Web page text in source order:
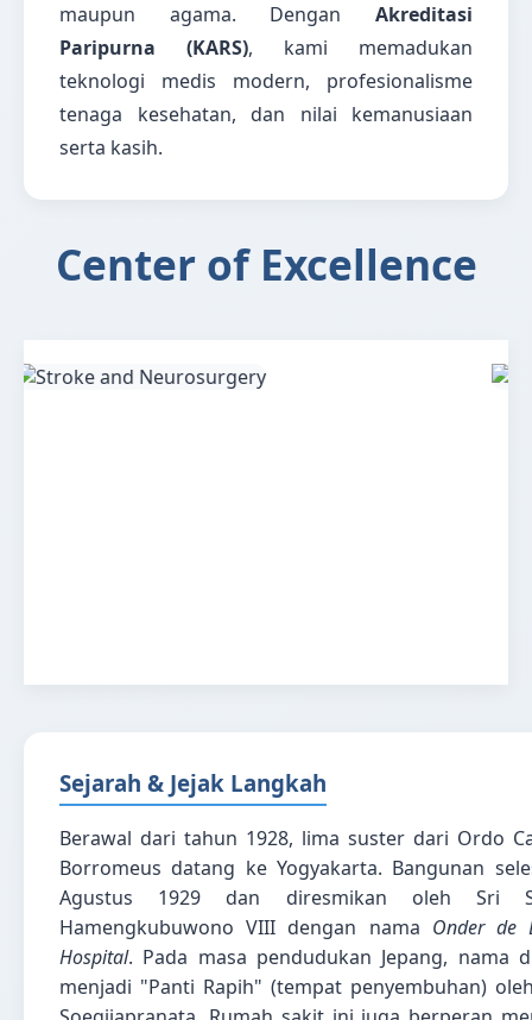
maupun agama. Dengan Akreditasi
Paripurna (KARS), kami memadukan
teknologi medis modern, profesionalisme
tenaga kesehatan, dan nilai kemanusiaan
serta kasih.
Center of Excellence
Sejarah & Jejak Langkah
Berawal dari tahun 1928, lima suster dari Ordo
Borromeus datang ke Yogyakarta. Bangunan
Agustus 1929 dan diresmikan oleh Sri
Hamengkubuwono VIII dengan nama Onder de
Hospital. Pada masa pendudukan Jepang, nama
menjadi "Panti Rapih" (tempat penyembuhan)